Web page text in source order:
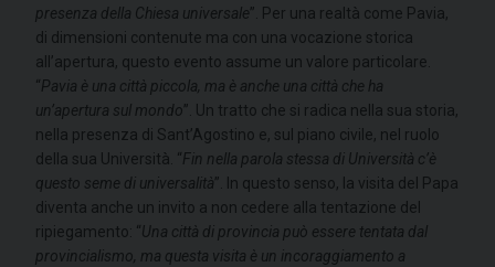
presenza della Chiesa universale”. Per una realtà come Pavia,
di dimensioni contenute ma con una vocazione storica
all’apertura, questo evento assume un valore particolare.
“Pavia è una città piccola, ma è anche una città che ha
un’apertura sul mondo”. Un tratto che si radica nella sua storia,
nella presenza di Sant’Agostino e, sul piano civile, nel ruolo
della sua Università. “Fin nella parola stessa di Università c’è
questo seme di universalità”. In questo senso, la visita del Papa
diventa anche un invito a non cedere alla tentazione del
ripiegamento: “Una città di provincia può essere tentata dal
provincialismo, ma questa visita è un incoraggiamento a